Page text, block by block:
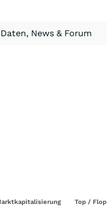
News & Forum
Top / Flop